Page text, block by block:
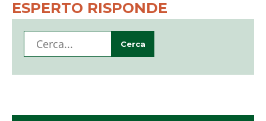
ESPERTO RISPONDE